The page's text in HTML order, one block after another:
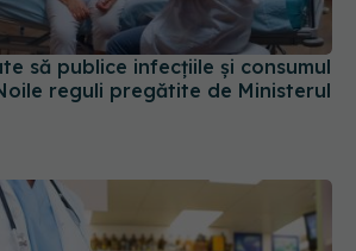
să publice infecțiile și consumul
reguli pregătite de Ministerul